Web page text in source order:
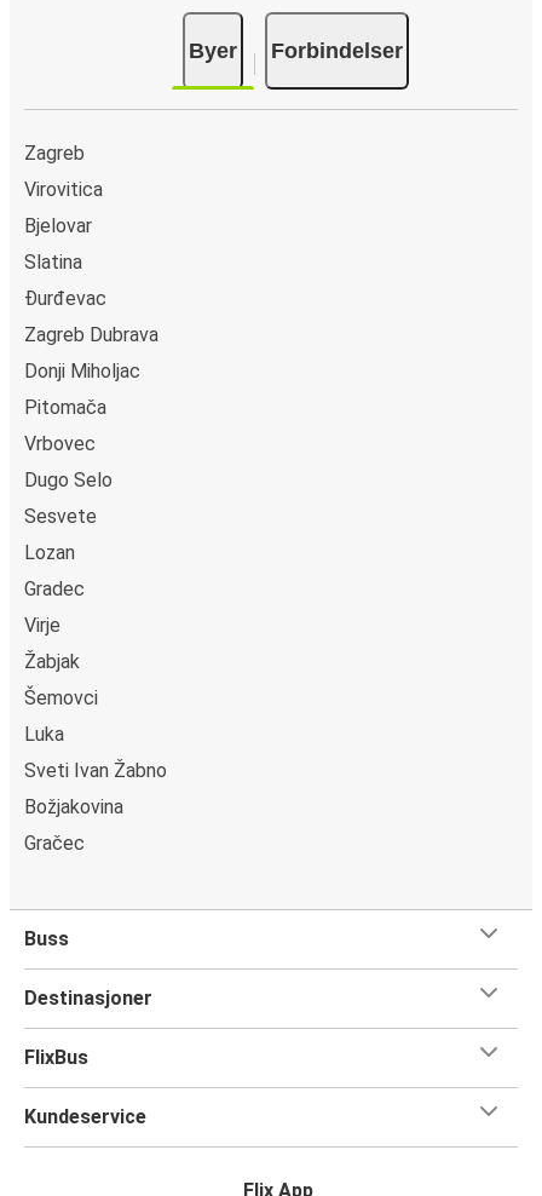
som debetkort, kredittkort
(Visa/Mastercard/Maestro/Amex/Diners
Club/JCB/Discover) Carte Bleue, PayPal, Google Pay og
Apple Pay.
Byer Forbindelser
Zagreb
Virovitica
Bjelovar
Slatina
Đurđevac
Zagreb Dubrava
Donji Miholjac
Pitomača
Vrbovec
Dugo Selo
Sesvete
Lozan
Gradec
Virje
Žabjak
Šemovci
Luka
Sveti Ivan Žabno
Božjakovina
Gračec
Buss
Destinasjoner
FlixBus
Kundeservice
Flix App